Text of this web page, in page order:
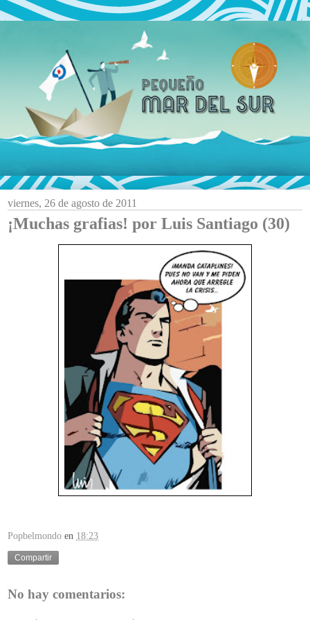
viernes, 26 de agosto de 2011
¡Muchas grafias! por Luis Santiago (30)
Popbelmondo en 18:23
Compartir
No hay comentarios: